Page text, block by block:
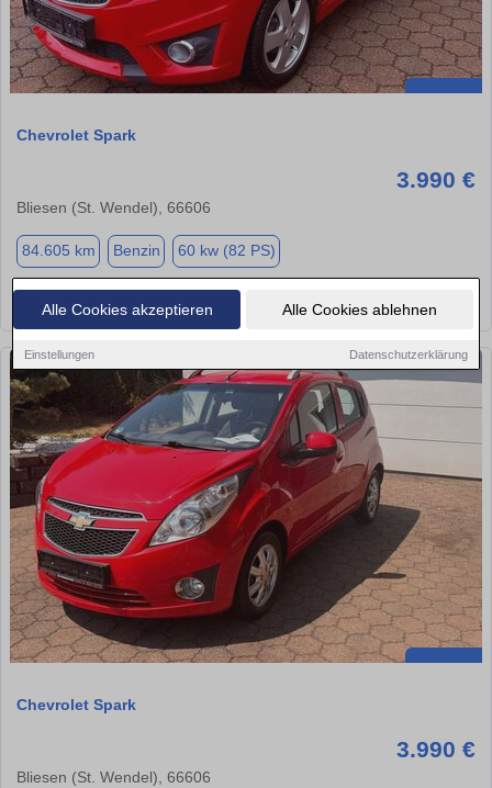
Alle Cookies akzeptieren Alle Cookies ablehnen
Einstellungen Datenschutzerklärung
Chevrolet Spark
3.990 €
Bliesen (St. Wendel), 66606
84.605 km Benzin 60 kw (82 PS)
Chevrolet Spark
3.990 €
Bliesen (St. Wendel), 66606